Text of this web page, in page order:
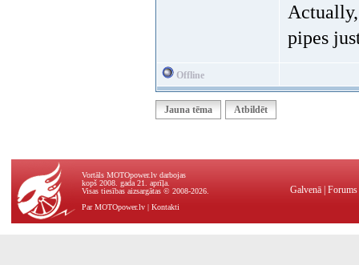
pipes
Offline
Jauna tēma Atbildēt
Vortāls MOTOpower.lv darbojas
kopš 2008. gada 21. aprīļa.
Visas tiesības aizsargātas © 2008-2026.
Par MOTOpower.lv | Kontakti
Galvenā Forums